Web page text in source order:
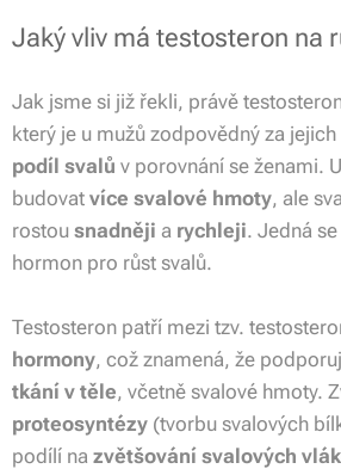
Jaký vliv má testosteron na
Jak jsme si již řekli, právě
který je u mužů zodpovědný za jejich
podíl svalů v porovnání se ženami.
budovat více svalové hmoty, ale
rostou snadněji a rychleji. Jedná
hormon pro růst svalů.
Testosteron patří mezi tzv.
hormony, což znamená, že
tkání v těle, včetně svalové hmoty.
proteosyntézy (tvorbu svalových
podílí na zvětšování svalových